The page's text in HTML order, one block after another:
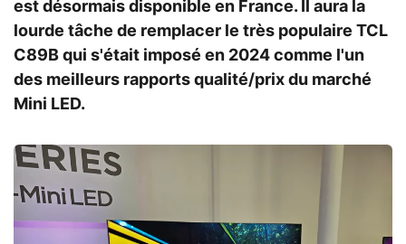
est désormais disponible en France. Il aura la
lourde tâche de remplacer le très populaire TCL
C89B qui s'était imposé en 2024 comme l'un
des meilleurs rapports qualité/prix du marché
Mini LED.